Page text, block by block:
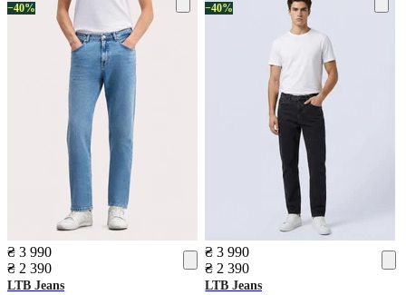
−40%
₴ 3 990
₴ 2 390
LTB Jeans
−40%
₴ 3 990
₴ 2 390
LTB Jeans